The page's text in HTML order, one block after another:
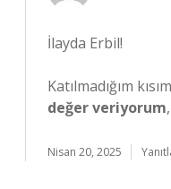
İlayda Erbil!
Katılmadığım
değer veriyorum
Nisan 20, 2025